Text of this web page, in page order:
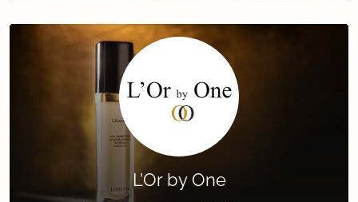
L’Or by One